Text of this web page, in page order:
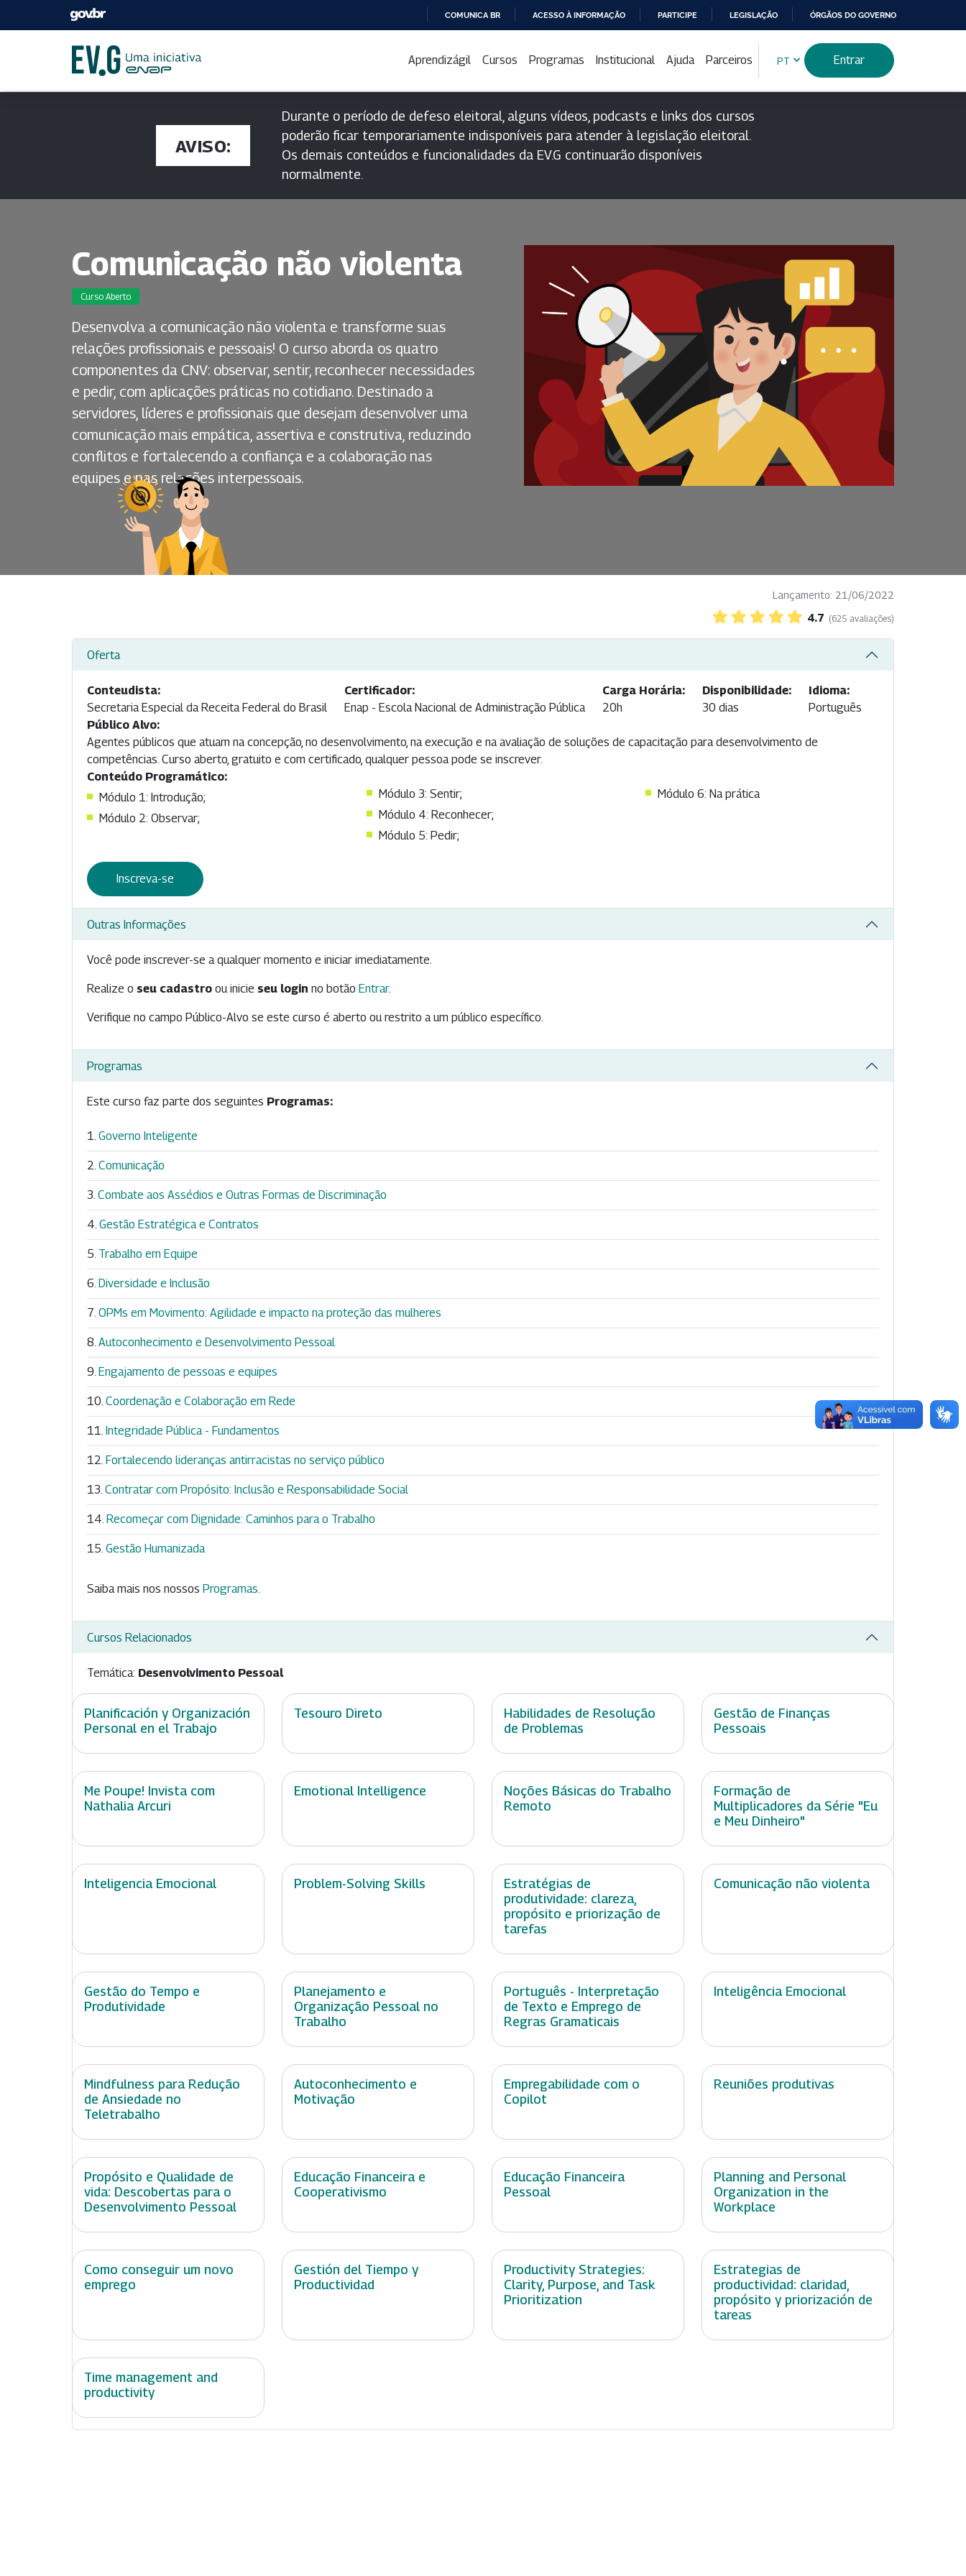
PARA
CONTEÚDO
COMUNICA BR ACESSO À INFORMAÇÃO PARTICIPE LEGISLAÇÃO ÓRGÃOS DO GOVERNO
Aprendizágil Cursos Programas Institucional Ajuda Parceiros PT Entrar
AVISO:
Durante o período de defeso eleitoral, alguns vídeos, podcasts e links dos cursos
poderão ficar temporariamente indisponíveis para atender à legislação eleitoral.
Os demais conteúdos e funcionalidades da EV.G continuarão disponíveis
normalmente.
Comunicação não violenta
Curso Aberto
Desenvolva a comunicação não violenta e transforme suas
relações profissionais e pessoais! O curso aborda os quatro
componentes da CNV: observar, sentir, reconhecer necessidades
e pedir, com aplicações práticas no cotidiano. Destinado a
servidores, líderes e profissionais que desejam desenvolver uma
comunicação mais empática, assertiva e construtiva, reduzindo
conflitos e fortalecendo a confiança e a colaboração nas
equipes e nas relações interpessoais.
Lançamento: 21/06/2022
4.7 (625 avaliações)
Oferta
Conteudista:
Secretaria Especial da Receita Federal do Brasil
Certificador:
Enap - Escola Nacional de Administração Pública
Carga Horária:
20h
Disponibilidade:
30 dias
Idioma:
Português
Público Alvo:
Agentes públicos que atuam na concepção, no desenvolvimento, na execução e na avaliação de soluções de capacitação para desenvolvimento de
competências. Curso aberto, gratuito e com certificado, qualquer pessoa pode se inscrever.
Conteúdo Programático:
Módulo 1: Introdução;
Módulo 2: Observar;
Módulo 3: Sentir;
Módulo 4: Reconhecer;
Módulo 5: Pedir;
Módulo 6: Na prática
Inscreva-se
Outras Informações
Você pode inscrever-se a qualquer momento e iniciar imediatamente.
Realize o seu cadastro ou inicie seu login no botão Entrar.
Verifique no campo Público-Alvo se este curso é aberto ou restrito a um público específico.
Programas
Este curso faz parte dos seguintes Programas:
Governo Inteligente
Comunicação
Combate aos Assédios e Outras Formas de Discriminação
Gestão Estratégica e Contratos
Trabalho em Equipe
Diversidade e Inclusão
OPMs em Movimento: Agilidade e impacto na proteção das mulheres
Autoconhecimento e Desenvolvimento Pessoal
Engajamento de pessoas e equipes
Coordenação e Colaboração em Rede
Integridade Pública - Fundamentos
Fortalecendo lideranças antirracistas no serviço público
Contratar com Propósito: Inclusão e Responsabilidade Social
Recomeçar com Dignidade: Caminhos para o Trabalho
Gestão Humanizada
Saiba mais nos nossos Programas.
Cursos Relacionados
Temática: Desenvolvimento Pessoal
Planificación y Organización
Personal en el Trabajo
Tesouro Direto
Habilidades de Resolução
de Problemas
Gestão de Finanças
Pessoais
Me Poupe! Invista com
Nathalia Arcuri
Emotional Intelligence
Noções Básicas do Trabalho
Remoto
Formação de
Multiplicadores da Série "Eu
e Meu Dinheiro"
Inteligencia Emocional Problem-Solving Skills
Estratégias de
produtividade: clareza,
propósito e priorização de
tarefas
Comunicação não violenta
Gestão do Tempo e
Produtividade
Planejamento e
Organização Pessoal no
Trabalho
Português - Interpretação
de Texto e Emprego de
Regras Gramaticais
Inteligência Emocional
Mindfulness para Redução
de Ansiedade no
Teletrabalho
Autoconhecimento e
Motivação
Empregabilidade com o
Copilot
Reuniões produtivas
Propósito e Qualidade de
vida: Descobertas para o
Desenvolvimento Pessoal
Educação Financeira e
Cooperativismo
Educação Financeira
Pessoal
Planning and Personal
Organization in the
Workplace
Como conseguir um novo
emprego
Gestión del Tiempo y
Productividad
Productivity Strategies:
Clarity, Purpose, and Task
Prioritization
Estrategias de
productividad: claridad,
propósito y priorización de
tareas
Time management and
productivity